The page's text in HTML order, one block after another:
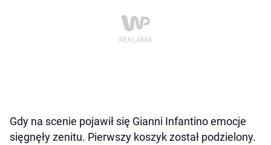
Gdy na scenie pojawił się Gianni Infantino emocje
sięgnęły zenitu. Pierwszy koszyk został podzielony.